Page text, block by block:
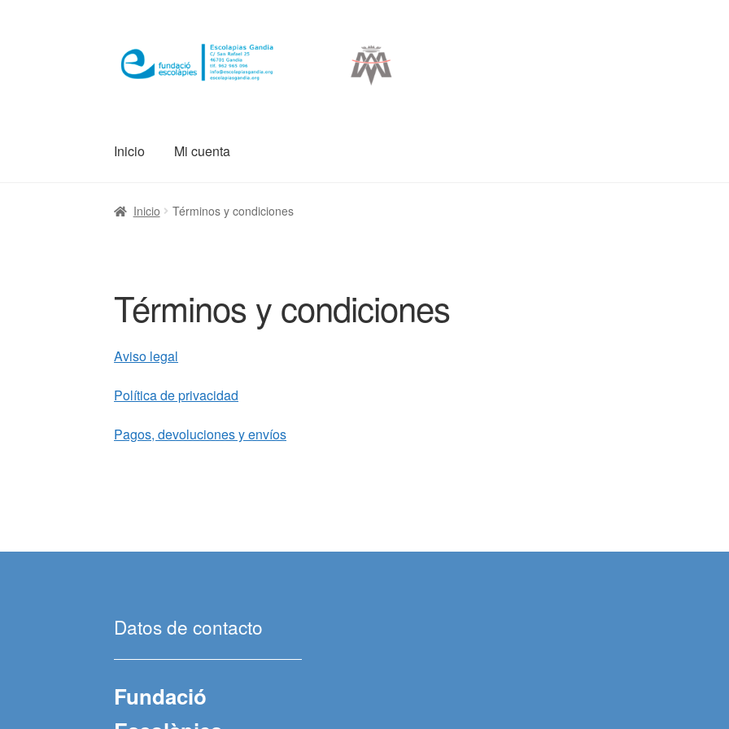
aal
contenido
Inicio Mi cuenta
Inicio Términos y condiciones
Términos y condiciones
Aviso legal
Política de privacidad
Pagos, devoluciones y envíos
Datos de contacto
Fundació